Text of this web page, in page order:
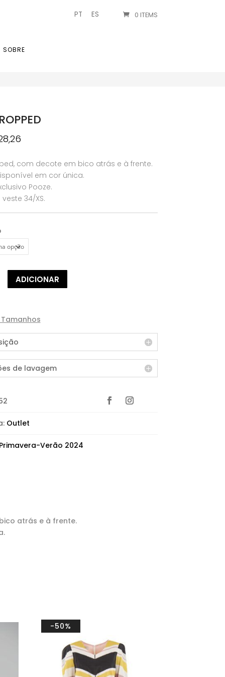
PT ES 0 ITEMS
SOBRE
O
atual
é:
€28,26.
com decote em bico atrás e à frente.
em cor única.
Pooze.
34/XS.
ADICIONAR
de lavagem
Outlet
Verão 2024
atrás e à frente.
-50%